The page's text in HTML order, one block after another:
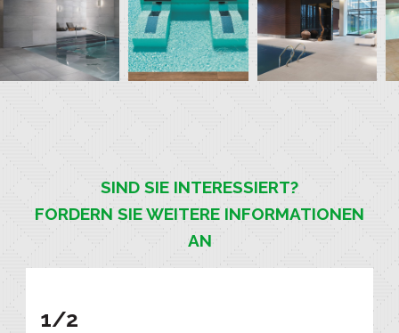
SIND SIE INTERESSIERT?
FORDERN SIE WEITERE INFORMATIONEN
AN
1/2